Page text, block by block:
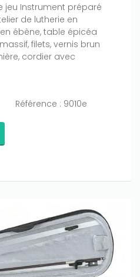
jeu Instrument préparé
de lutherie en
ébène, table épicéa
filets, vernis brun
cordier avec
Référence : 9010e